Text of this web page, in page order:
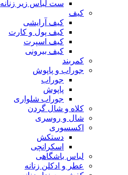
ست لباس زیر زنانه
کیف
کیف آرایشی
کیف پول و کارت
کیف اسپرت
کیف بیرونی
کمربند
جوراب و پاپوش
جوراب
پاپوش
جوراب شلواری
کلاه و شال گردن
شال و روسری
اکسسوری
دستکش
اسکرانچی
لباس باشگاهی
عطر و ادکلن زنانه